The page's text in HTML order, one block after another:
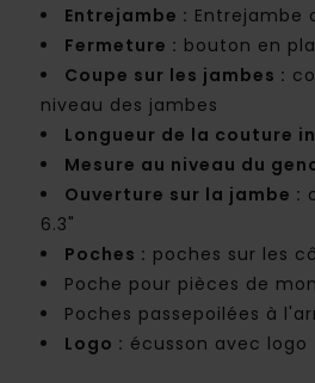
Entrejambe : Entrejambe
Fermeture : bouton en
Coupe sur les jambes :
niveau des jambes
Longueur de la couture
Mesure au niveau du
Ouverture sur la jambe :
6.3"
Poches : poches sur les
Poche pour pièces de
Poches passepoilées à
Logo : écusson avec logo